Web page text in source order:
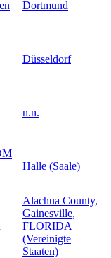
Dortmund
Düsseldorf
n.n.
Halle (Saale)
Alachua County,
Gainesville,
FLORIDA
(Vereinigte
Staaten)